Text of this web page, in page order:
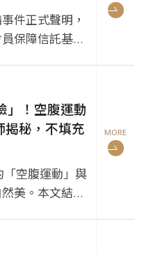
件正式聲明，
保障信託基
」！空腹運動
揭秘，不填充
空腹運動」與
美。本文結合
重要性。教你
MORE